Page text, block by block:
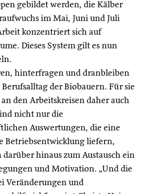
gebildet werden, die Kälber
im Mai, Juni und Juli
konzentriert sich auf
Dieses System gilt es nun
hinterfragen und dranbleiben
der Biobauern. Für sie
den Arbeitskreisen daher auch
nicht nur die
Auswertungen, die eine
Betriebsentwicklung liefern,
darüber hinaus zum Austausch ein
und Motivation. „Und die
Veränderungen und